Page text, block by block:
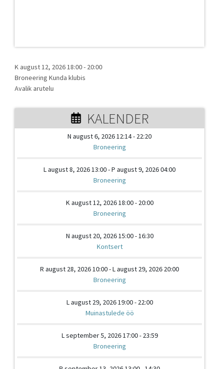
K august 12, 2026 18:00- 20:00
Broneering Kunda klubis
Avalik arutelu
KALENDER
N august 6, 2026 12:14 - 22:20
Broneering
L august 8, 2026 13:00 - P august 9, 2026 04:00
Broneering
K august 12, 2026 18:00 - 20:00
Broneering
N august 20, 2026 15:00 - 16:30
Kontsert
R august 28, 2026 10:00 - L august 29, 2026 20:00
Broneering
L august 29, 2026 19:00 - 22:00
Muinastulede öö
L september 5, 2026 17:00 - 23:59
Broneering